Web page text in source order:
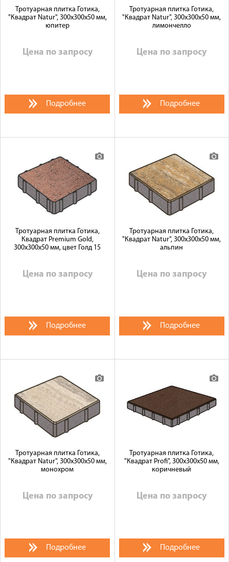
Тротуарная плитка Готика,
"Квадрат Natur", 300x300x50 мм,
юпитер
Цена по запросу
Подробнее
Тротуарная плитка Готика,
"Квадрат Natur", 300x300x50 мм,
лимончелло
Цена по запросу
Подробнее
Тротуарная плитка Готика,
Квадрат Premium Gold,
300x300x50 мм, цвет Голд 15
Цена по запросу
Подробнее
Тротуарная плитка Готика,
"Квадрат Natur", 300x300x50 мм,
альпин
Цена по запросу
Подробнее
Тротуарная плитка Готика,
"Квадрат Natur", 300x300x50 мм,
монохром
Цена по запросу
Подробнее
Тротуарная плитка Готика,
"Квадрат Profi", 300x300x50 мм,
коричневый
Цена по запросу
Подробнее